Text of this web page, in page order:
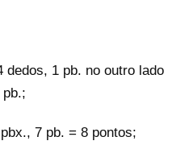
dedos, 1 pb. no outro lado
7 pb. = 8 pontos;